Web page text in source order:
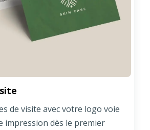
de visite avec votre logo voie
impression dès le premier